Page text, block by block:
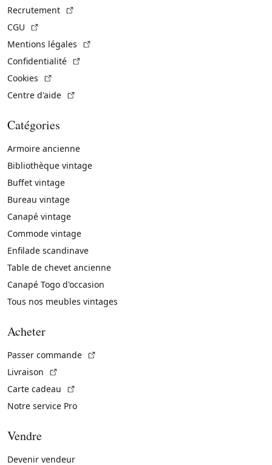
Recrutement
CGU
Mentions légales
Confidentialité
Cookies
Centre d'aide
Catégories
Armoire ancienne
Bibliothèque vintage
Buffet vintage
Bureau vintage
Canapé vintage
Commode vintage
Enfilade scandinave
Table de chevet ancienne
Canapé Togo d'occasion
Tous nos meubles vintages
Acheter
Passer commande
Livraison
Carte cadeau
Notre service Pro
Vendre
Devenir vendeur